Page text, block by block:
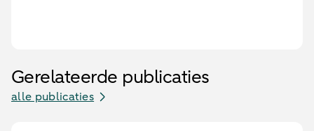
Gerelateerde publicaties
alle publicaties